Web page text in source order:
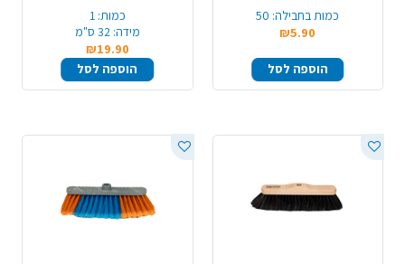
כמות בחבילה: 50
₪5.90
הוספה לסל
כמות: 1
מידה: 32 ס"מ
₪19.90
הוספה לסל